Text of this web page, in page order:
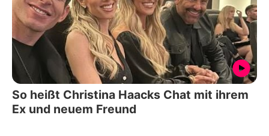
So heißt Christina Haacks Chat mit ihrem
Ex und neuem Freund